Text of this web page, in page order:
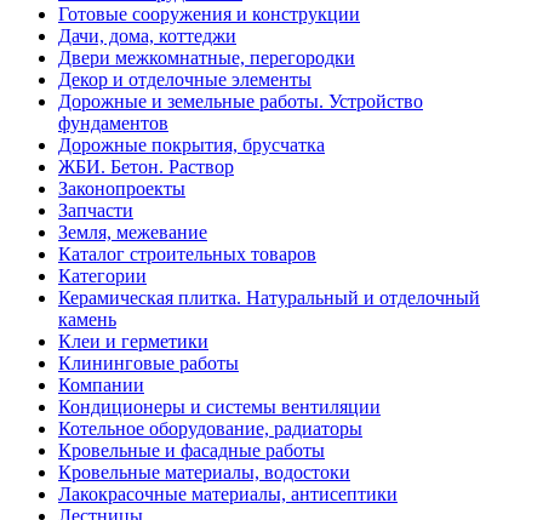
Готовые сооружения и конструкции
Дачи, дома, коттеджи
Двери межкомнатные, перегородки
Декор и отделочные элементы
Дорожные и земельные работы. Устройство
фундаментов
Дорожные покрытия, брусчатка
ЖБИ. Бетон. Раствор
Законопроекты
Запчасти
Земля, межевание
Каталог строительных товаров
Категории
Керамическая плитка. Натуральный и отделочный
камень
Клеи и герметики
Клининговые работы
Компании
Кондиционеры и системы вентиляции
Котельное оборудование, радиаторы
Кровельные и фасадные работы
Кровельные материалы, водостоки
Лакокрасочные материалы, антисептики
Лестницы